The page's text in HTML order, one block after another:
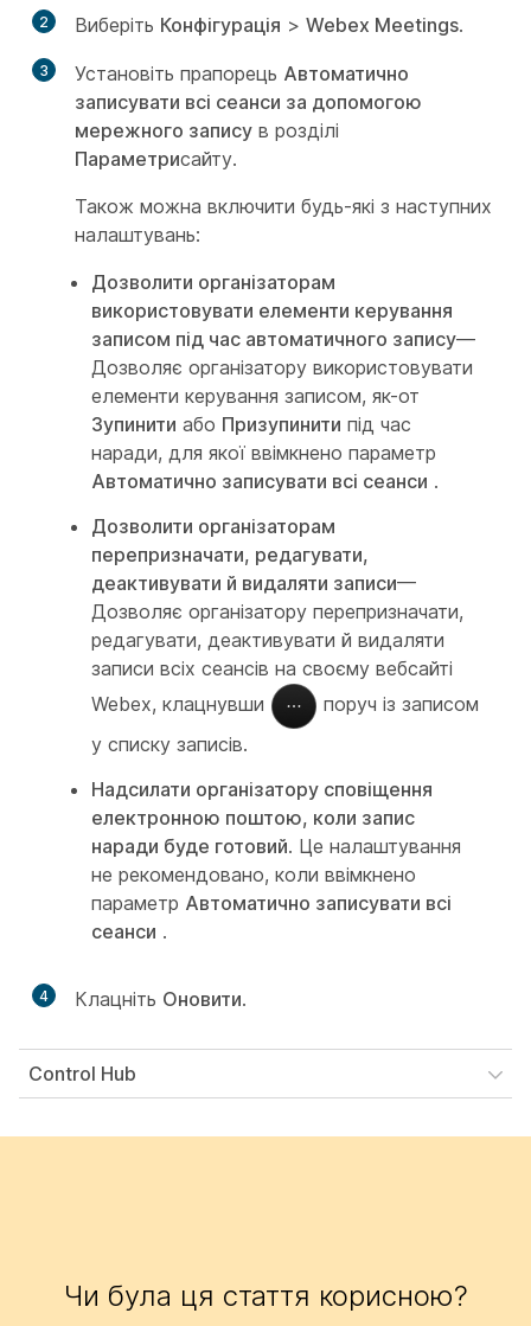
2 Виберіть Конфігурація > Webex Meetings.
3 Установіть прапорець Автоматично
записувати всі сеанси за допомогою
мережного запису в розділі
Параметрисайту.
Також можна включити будь-які з наступних
налаштувань:
Дозволити організаторам
використовувати елементи керування
записом під час автоматичного запису—
Дозволяє організатору використовувати
елементи керування записом, як-от
Зупинити або Призупинити під час
наради, для якої ввімкнено параметр
Автоматично записувати всі сеанси .
Дозволити організаторам
перепризначати, редагувати,
деактивувати й видаляти записи—
Дозволяє організатору перепризначати,
редагувати, деактивувати й видаляти
записи всіх сеансів на своєму вебсайті
Webex, клацнувши
поруч із записом
у списку записів.
Надсилати організатору сповіщення
електронною поштою, коли запис
наради буде готовий. Це налаштування
не рекомендовано, коли ввімкнено
параметр Автоматично записувати всі
сеанси .
4 Клацніть Оновити.
Control Hub
Чи була ця стаття корисною?